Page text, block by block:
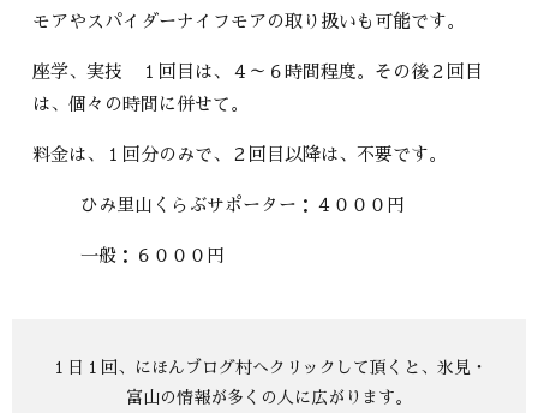
モアやスパイダーナイフモアの取り扱いも可能です。
座学、実技 １回目は、４～６時間程度。その後２回目
は、個々の時間に併せて。
料金は、１回分のみで、２回目以降は、不要です。
ひみ里山くらぶサポーター：４０００円
一般：６０００円